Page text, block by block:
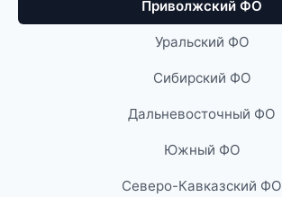
Приволжский ФО
Уральский ФО
Сибирский ФО
Дальневосточный ФО
Южный ФО
Северо-Кавказский ФО